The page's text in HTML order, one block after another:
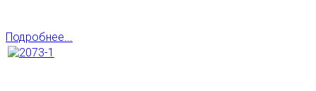
Подробнее...